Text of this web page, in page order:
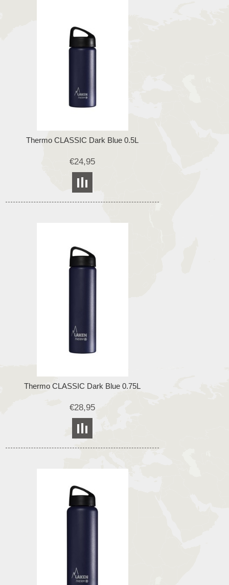
Thermo CLASSIC Dark Blue 0.5L
€24,95
Thermo CLASSIC Dark Blue 0.75L
€28,95